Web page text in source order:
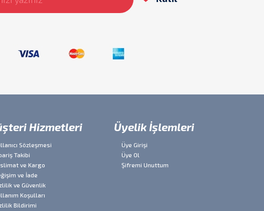
Hizmetleri
Sözleşmesi
Takibi
ve Kargo
ve İade
ve Güvenlik
Koşulları
Bildirimi
Üyelik İşlemleri
Üye Girişi
Üye Ol
Şifremi Unuttum